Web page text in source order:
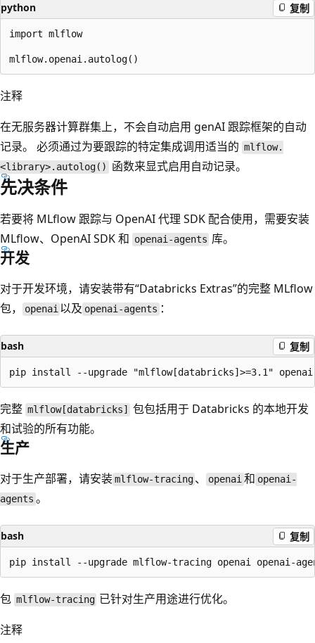
python 复制
import mlflow
注释
在无服务器计算群集上，不会自动启用 genAI 跟踪框架的自动
记录。 必须通过为要跟踪的特定集成调用适当的 mlflow.
<library>.autolog()
函数来显式启用自动记录。
先决条件
若要将 MLflow 跟踪与 OpenAI 代理 SDK 配合使用，需要安装
MLflow、OpenAI SDK 和 openai-agents 库。
开发
对于开发环境，请安装带有“Databricks Extras”的完整 MLflow
包，
openai 以及 openai-agents ：
bash 复制
完整 mlflow[databricks]
包包括用于 Databricks 的本地开发
和试验的所有功能。
生产
对于生产部署，请安装mlflow-tracing 、 openai和 openai-
agents 。
bash 复制
包 mlflow-tracing 已针对生产用途进行优化。
注释